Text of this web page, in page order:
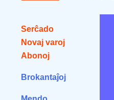
Serĉado
Novaj varoj
Abonoj
Brokantaĵoj